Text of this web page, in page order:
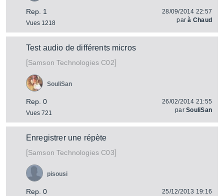
Rep. 1
Vues 1218
28/09/2014 22:57
parà Chaud
Test audio de différents micros
[Samson Technologies C02]
Rep. 0
Vues 721
SouliSan
26/02/2014 21:55
parSouliSan
Enregistrer une répète
[Samson Technologies C03]
Rep. 0
pisousi
25/12/2013 19:16